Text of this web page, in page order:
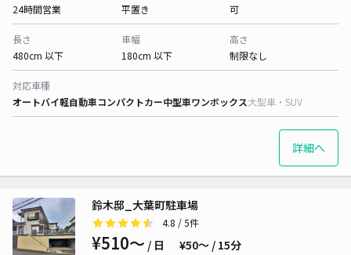
24時間営業
平置き
可
長さ
480cm 以下
車幅
180cm 以下
高さ
制限なし
対応車種
オートバイ軽自動車コンパクトカー中型車ワンボックス大型車・SUV
詳細へ
鈴木邸_大葉町駐車場
4.8 / 5件
¥510〜 / 日 ¥50〜 / 15分